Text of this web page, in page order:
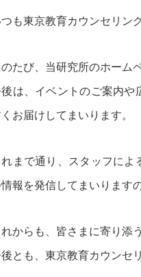
も東京教育カウンセリン
のたび、当研究所のホーム
は、イベントのご案内や
お届けしてまいります。
れまで通り、スタッフに
報を発信してまいります
れからも、皆さまに寄り添
とも、東京教育カウンセ